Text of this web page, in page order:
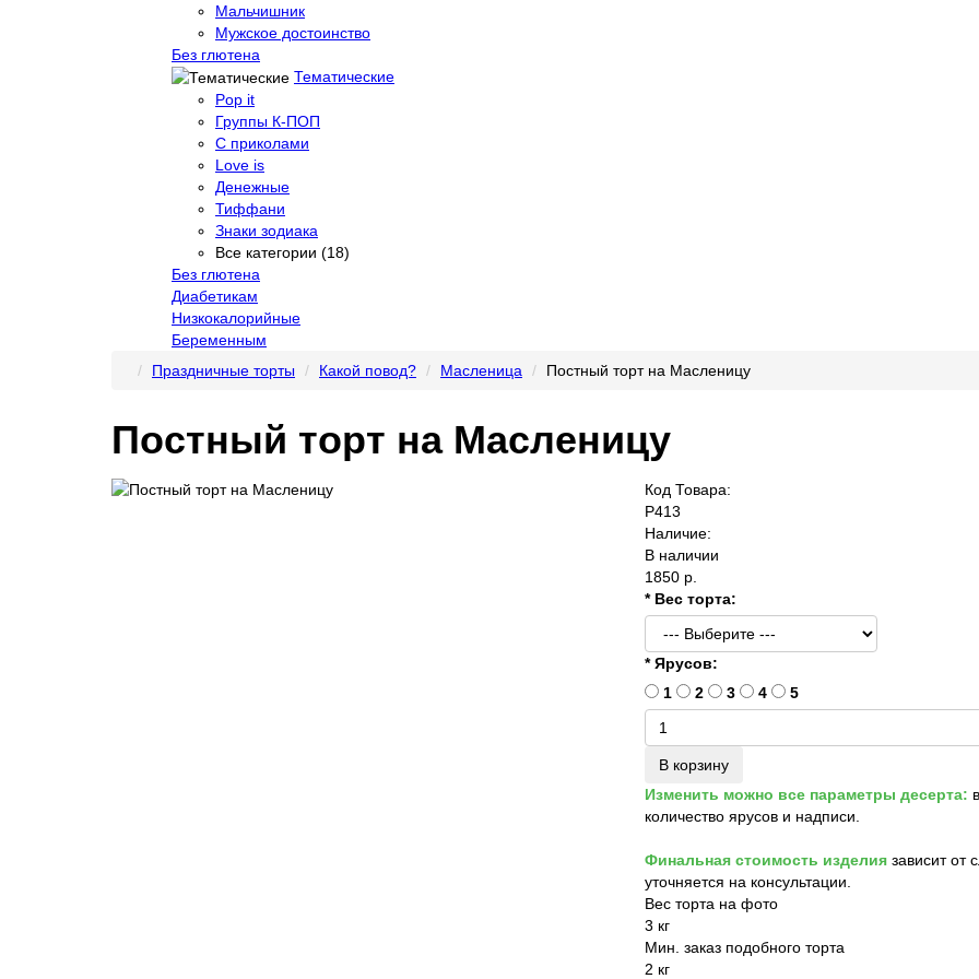
Мальчишник
Мужское достоинство
Без глютена
Тематические
Pop it
Группы К-ПОП
С приколами
Love is
Денежные
Тиффани
Знаки зодиака
Все категории (18)
Без глютена
Диабетикам
Низкокалорийные
Беременным
Праздничные торты Какой повод? Масленица Постный торт на Масленицу
Постный торт на Масленицу
Код Товара:
P413
Наличие:
В наличии
1850 р.
* Вес торта:
* Ярусов:
1
2 3 4 5
В корзину
Изменить можно все параметры десерта:
количество ярусов и надписи.
Финальная стоимость изделиязависит от
уточняется на консультации.
Вес торта на фото
3 кг
Мин. заказ подобного торта
2 кг